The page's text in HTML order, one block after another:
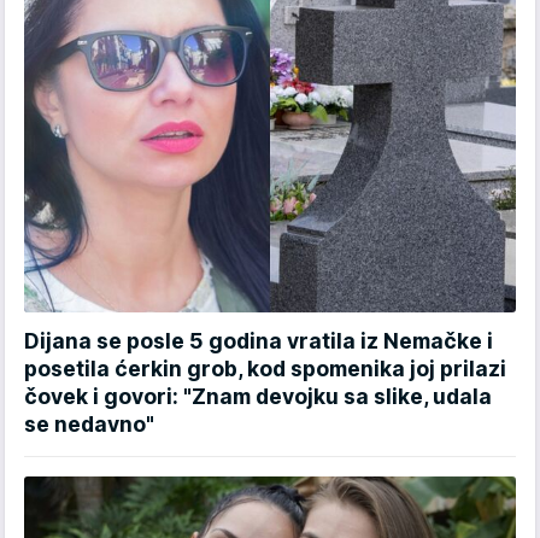
Dijana se posle 5 godina vratila iz Nemačke i
posetila ćerkin grob, kod spomenika joj prilazi
čovek i govori: "Znam devojku sa slike, udala
se nedavno"